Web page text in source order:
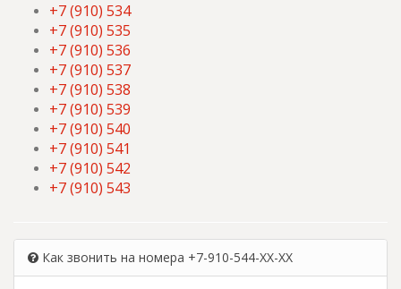
+7 (910) 534
+7 (910) 535
+7 (910) 536
+7 (910) 537
+7 (910) 538
+7 (910) 539
+7 (910) 540
+7 (910) 541
+7 (910) 542
+7 (910) 543
Как звонить на номера +7-910-544-XX-XX